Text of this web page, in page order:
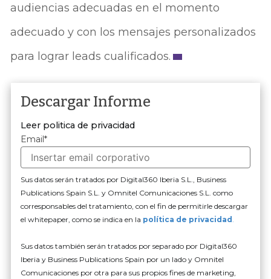
audiencias adecuadas en el momento
adecuado y con los mensajes personalizados
para lograr leads cualificados.
Descargar Informe
Leer politica de privacidad
Email*
Sus datos serán tratados por Digital360 Iberia S.L., Business
Publications Spain S.L. y Omnitel Comunicaciones S.L. como
corresponsables del tratamiento, con el fin de permitirle descargar
el whitepaper, como se indica en la política de privacidad
Sus datos también serán tratados por separado por Digital360
Iberia y Business Publications Spain por un lado y Omnitel
Comunicaciones por otra para sus propios fines de marketing,